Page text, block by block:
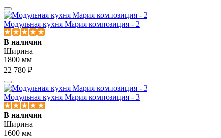
Модульная кухня Мария композиция - 2
В наличии
Ширина
1800 мм
22 780 ₽
Модульная кухня Мария композиция - 3
В наличии
Ширина
1600 мм